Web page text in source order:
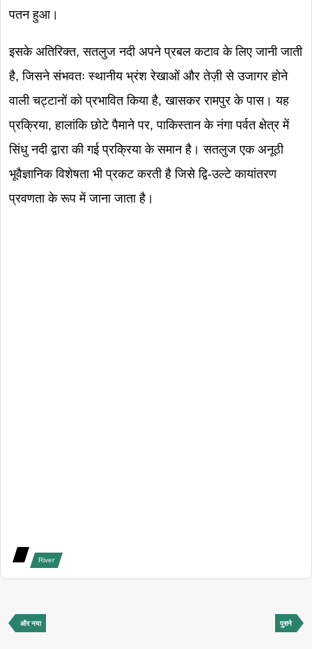
पतन हुआ।
इसके अतिरिक्त, सतलुज नदी अपने प्रबल कटाव के लिए जानी जाती
है, जिसने संभवतः स्थानीय भ्रंश रेखाओं और तेज़ी से उजागर होने
वाली चट्टानों को प्रभावित किया है, खासकर रामपुर के पास। यह
प्रक्रिया, हालांकि छोटे पैमाने पर, पाकिस्तान के नंगा पर्वत क्षेत्र में
सिंधु नदी द्वारा की गई प्रक्रिया के समान है। सतलुज एक अनूठी
भूवैज्ञानिक विशेषता भी प्रकट करती है जिसे द्वि-उल्टे कायांतरण
प्रवणता के रूप में जाना जाता है।
River
और नया पुराने